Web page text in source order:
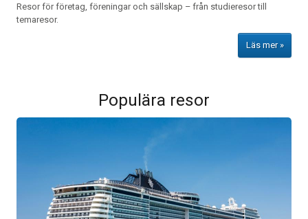
Resor för företag, föreningar och sällskap – från studieresor till
temaresor.
Läs mer
Populära resor